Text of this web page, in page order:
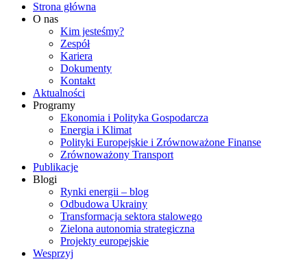
Strona główna
O nas
Kim jesteśmy?
Zespół
Kariera
Dokumenty
Kontakt
Aktualności
Programy
Ekonomia i Polityka Gospodarcza
Energia i Klimat
Polityki Europejskie i Zrównoważone Finanse
Zrównoważony Transport
Publikacje
Blogi
Rynki energii – blog
Odbudowa Ukrainy
Transformacja sektora stalowego
Zielona autonomia strategiczna
Projekty europejskie
Wesprzyj